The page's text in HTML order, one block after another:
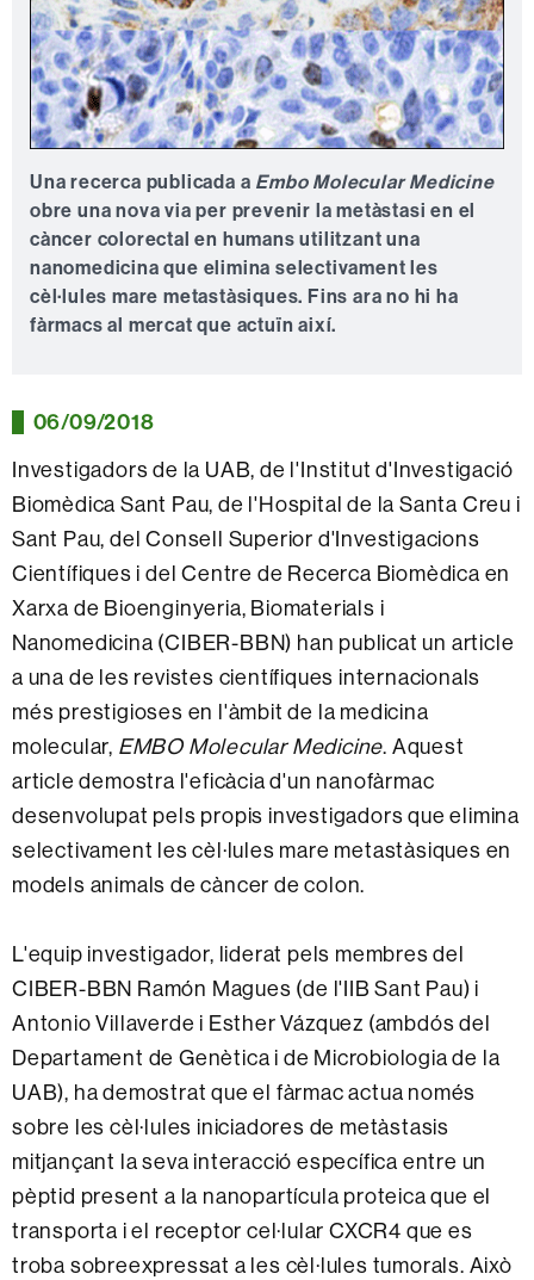
Una recerca publicada a Embo Molecular Medicine
obre una nova via per prevenir la metàstasi en el
càncer colorectal en humans utilitzant una
nanomedicina que elimina selectivament les
cèl·lules mare metastàsiques. Fins ara no hi ha
fàrmacs al mercat que actuïn així.
06/09/2018
Investigadors de la UAB, de l'Institut d'Investigació
Biomèdica Sant Pau, de l'Hospital de la Santa Creu i
Sant Pau, del Consell Superior d'Investigacions
Científiques i del Centre de Recerca Biomèdica en
Xarxa de Bioenginyeria, Biomaterials i
Nanomedicina (CIBER-BBN) han publicat un article
a una de les revistes científiques internacionals
més prestigioses en l'àmbit de la medicina
molecular, EMBO Molecular Medicine. Aquest
article demostra l'eficàcia d'un nanofàrmac
desenvolupat pels propis investigadors que elimina
selectivament les cèl·lules mare metastàsiques en
models animals de càncer de colon.
L'equip investigador, liderat pels membres del
CIBER-BBN Ramón Magues (de l'IIB Sant Pau) i
Antonio Villaverde i Esther Vázquez (ambdós del
Departament de Genètica i de Microbiologia de la
UAB), ha demostrat que el fàrmac actua només
sobre les cèl·lules iniciadores de metàstasis
mitjançant la seva interacció específica entre un
pèptid present a la nanopartícula proteica que el
transporta i el receptor cel·lular CXCR4 que es
troba sobreexpressat a les cèl·lules tumorals. Això